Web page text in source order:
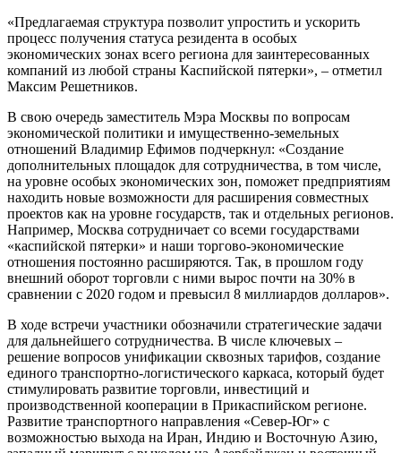
«Предлагаемая структура позволит упростить и ускорить
процесс получения статуса резидента в особых
экономических зонах всего региона для заинтересованных
компаний из любой страны Каспийской пятерки», – отметил
Максим Решетников.
В свою очередь заместитель Мэра Москвы по вопросам
экономической политики и имущественно-земельных
отношений Владимир Ефимов подчеркнул: «Создание
дополнительных площадок для сотрудничества, в том числе,
на уровне особых экономических зон, поможет предприятиям
находить новые возможности для расширения совместных
проектов как на уровне государств, так и отдельных регионов.
Например, Москва сотрудничает со всеми государствами
«каспийской пятерки» и наши торгово-экономические
отношения постоянно расширяются. Так, в прошлом году
внешний оборот торговли с ними вырос почти на 30% в
сравнении с 2020 годом и превысил 8 миллиардов долларов».
В ходе встречи участники обозначили стратегические задачи
для дальнейшего сотрудничества. В числе ключевых –
решение вопросов унификации сквозных тарифов, создание
единого транспортно-логистического каркаса, который будет
стимулировать развитие торговли, инвестиций и
производственной кооперации в Прикаспийском регионе.
Развитие транспортного направления «Север-Юг» с
возможностью выхода на Иран, Индию и Восточную Азию,